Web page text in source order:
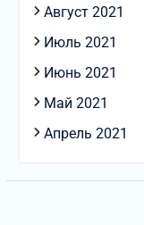
Август 2021
Июль 2021
Июнь 2021
Май 2021
Апрель 2021